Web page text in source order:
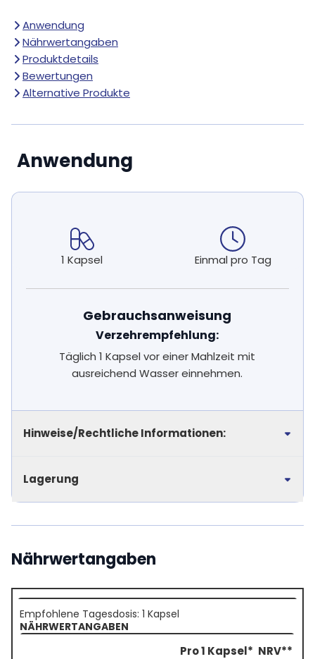
Anwendung
Nährwertangaben
Produktdetails
Bewertungen
Alternative Produkte
Anwendung
1 Kapsel Einmal pro Tag
Gebrauchsanweisung
Verzehrempfehlung:
Täglich 1 Kapsel vor einer Mahlzeit mit
ausreichend Wasser einnehmen.
Hinweise/Rechtliche Informationen:
Lagerung
Nährwertangaben
Empfohlene Tagesdosis: 1 Kapsel
NÄHRWERTANGABEN
Pro 1 Kapsel* NRV**